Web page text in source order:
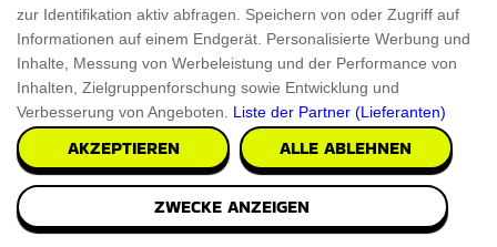
Geschenkeführe
Für Männer
Über uns
Über uns
Disclaimer
zur Identifikation aktiv abfragen. Speichern von oder Zugriff auf
Informationen auf einem Endgerät. Personalisierte Werbung und
Inhalte, Messung von Werbeleistung und der Performance von
Inhalten, Zielgruppenforschung sowie Entwicklung und
Verbesserung von Angeboten. Liste der Partner (Lieferanten)
AKZEPTIEREN ALLE ABLEHNEN
ZWECKE ANZEIGEN